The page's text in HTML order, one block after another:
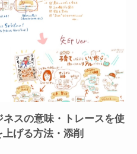
ネスの意味・トレースを使
げる方法・添削